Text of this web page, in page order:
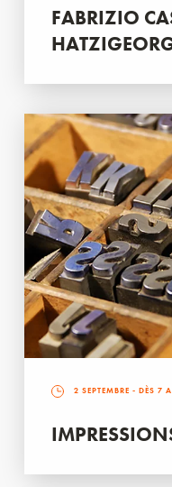
FABRIZIO
2 SEPTEMBRE - DÈS 7